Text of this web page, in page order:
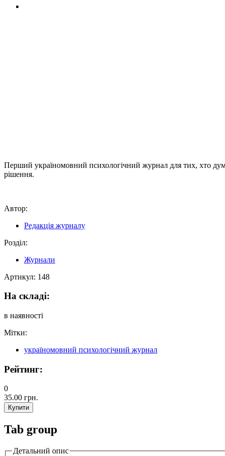
Перший україномовний психологічний журнал для тих, хто
рішення.
Автор:
Редакція журналу
Розділ:
Журнали
Артикул: 148
На складі:
в наявності
Мітки:
україномовний психологічний журнал
Рейтинг:
0
35.00 грн.
Tab group
Детальний опис